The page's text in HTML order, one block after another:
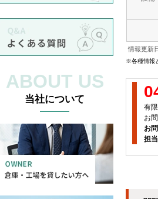
情報更新
※各種情報
有
お
お
担
ABOUT US
当社について